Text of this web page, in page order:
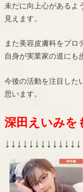
未だに向上心があるよ
見えます。
また美容皮膚科をプロ
自身が実業家の道にも
今後の活動を注目した
思います。
深田えいみを